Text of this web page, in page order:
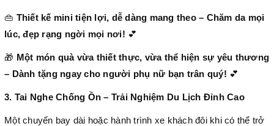
👜 Thiết kế mini tiện lợi, dễ dàng mang theo – Chăm da mọi
lúc, đẹp rạng ngời mọi nơi! 💕
🎁 Một món quà vừa thiết thực, vừa thể hiện sự yêu thương
– Dành tặng ngay cho người phụ nữ bạn trân quý! 💕
3. Tai Nghe Chống Ồn – Trải Nghiệm Du Lịch Đỉnh Cao
Một chuyến bay dài hoặc hành trình xe khách đôi khi có thể trở